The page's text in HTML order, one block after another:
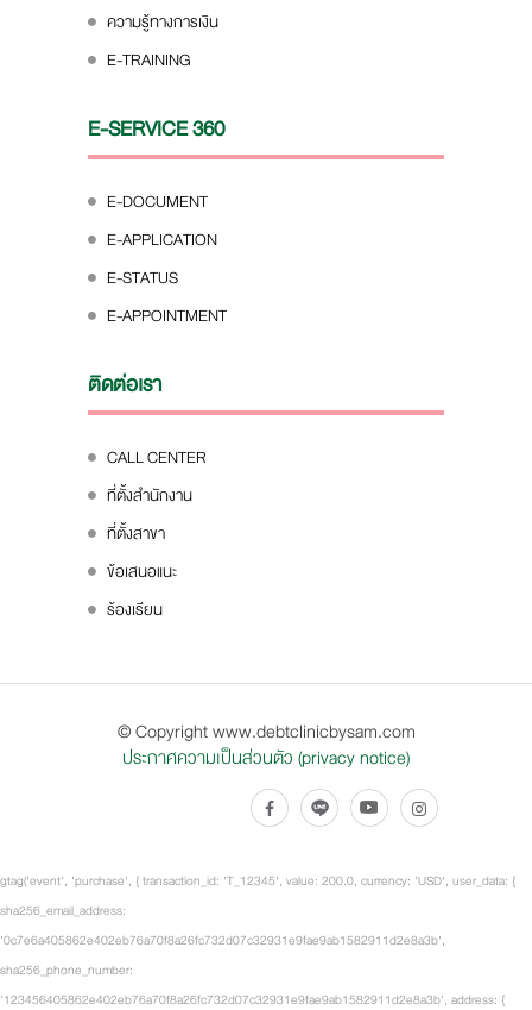
ความรู้ทางการเงิน
E-TRAINING
E-SERVICE 360
E-DOCUMENT
E-APPLICATION
E-STATUS
E-APPOINTMENT
ติดต่อเรา
CALL CENTER
ที่ตั้งสำนักงาน
ที่ตั้งสาขา
ข้อเสนอแนะ
ร้องเรียน
© Copyright www.debtclinicbysam.com
ประกาศความเป็นส่วนตัว (privacy notice)
gtag('event', 'purchase', { transaction_id: 'T_12345', value: 200.0, currency: 'USD', user_data: {
sha256_email_address:
'0c7e6a405862e402eb76a70f8a26fc732d07c32931e9fae9ab1582911d2e8a3b',
sha256_phone_number:
'123456405862e402eb76a70f8a26fc732d07c32931e9fae9ab1582911d2e8a3b', address: {